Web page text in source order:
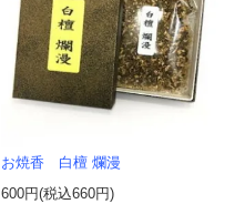
お焼香 白檀 爛漫
600円(税込660円)